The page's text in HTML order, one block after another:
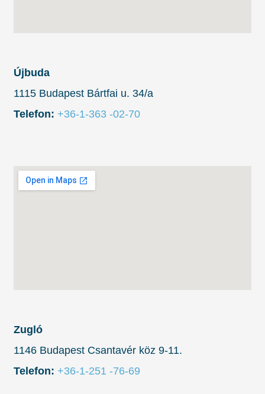
Újbuda
1115 Budapest Bártfai u. 34/a
Telefon: +36-1-363 -02-70
Zugló
1146 Budapest Csantavér köz 9-11.
Telefon: +36-1-251 -76-69